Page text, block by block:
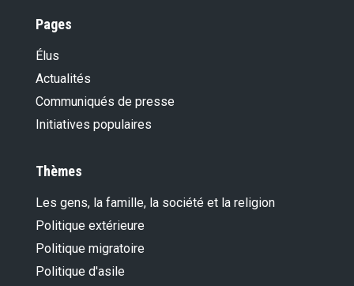
Pages
Élus
Actualités
Communiqués de presse
Initiatives populaires
Thèmes
Les gens, la famille, la société et la religion
Politique extérieure
Politique migratoire
Politique d'asile